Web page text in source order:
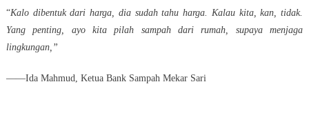
“Kalo dibentuk dari harga, dia sudah tahu harga. Kalau kita, kan, tidak.
Yang penting, ayo kita pilah sampah dari rumah, supaya menjaga
lingkungan,”
——Ida Mahmud, Ketua Bank Sampah Mekar Sari